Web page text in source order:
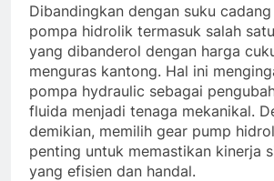
Dibandingkan dengan suku cadang
pompa hidrolik termasuk salah
yang dibanderol dengan harga
menguras kantong. Hal ini
pompa hydraulic sebagai
fluida menjadi tenaga mekanikal.
demikian, memilih gear pump
penting untuk memastikan kinerja
yang efisien dan handal.